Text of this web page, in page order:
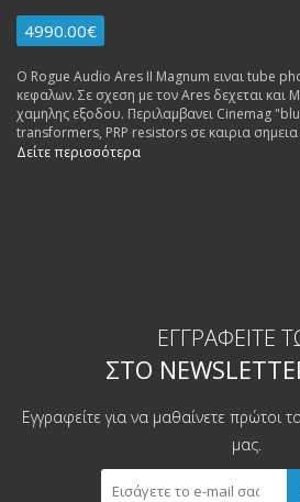
4990.00€
Ο Rogue Audio Ares II Magnum ειναι tube
κεφαλων. Σε σχεση με τον Ares δεχεται και
χαμηλης εξοδου. Περιλαμβανει Cinemag
transformers, PRP resistors σε καιρια
σηματος, Mundorf Supreme inter-stage
Δείτε περισσότερα
ΕΓΓΡΑΦΕΊΤΕ
ΣΤΟ
Εγγραφείτε για να μαθαίνετε πρώτοι
μας.